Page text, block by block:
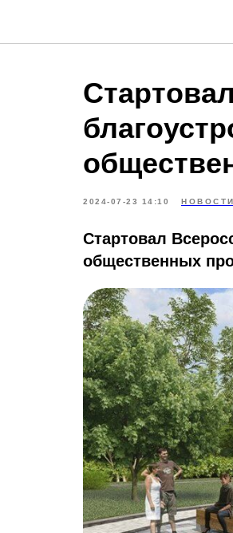
2024-07-23 14:10
Стартовал
общественных